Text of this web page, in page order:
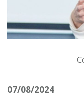
07/08/2024